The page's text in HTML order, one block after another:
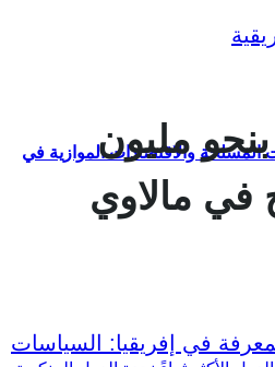
المسلحة والاقتصادات الموازية في
مليون
مالاوي